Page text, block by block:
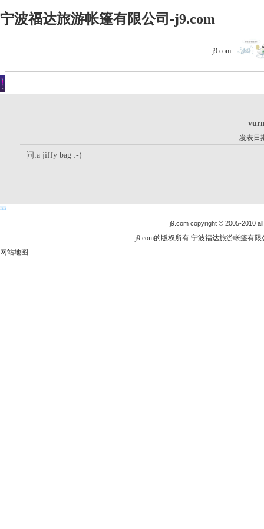
宁波福达旅游帐篷有限公司-j9.com
j9.com
发表日
问:a jiffy bag :-)
j9.com copyright © 2005-2010
j9.com的版权所有 宁波福达旅游帐篷有
网站地图